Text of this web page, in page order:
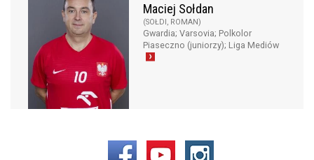
Maciej Sołdan
(SOŁDI, ROMAN)
Gwardia; Varsovia; Polkolor
Piaseczno (juniorzy); Liga Mediów